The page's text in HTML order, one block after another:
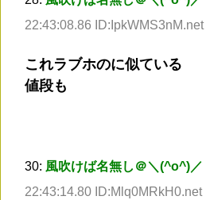
22:43:08.86 ID:IpkWMS3nM.net
これラブホのに似ている
値段も
30: 風吹けば名無し＠＼(^o^)／
22:43:14.80 ID:Mlq0MRkH0.net